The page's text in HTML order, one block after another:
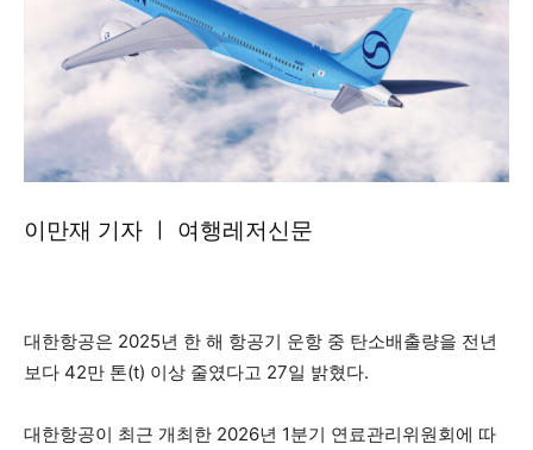
이만재 기자 ㅣ 여행레저신문
대한항공은 2025년 한 해 항공기 운항 중 탄소배출량을 전년
보다 42만 톤(t) 이상 줄였다고 27일 밝혔다.
대한항공이 최근 개최한 2026년 1분기 연료관리위원회에 따